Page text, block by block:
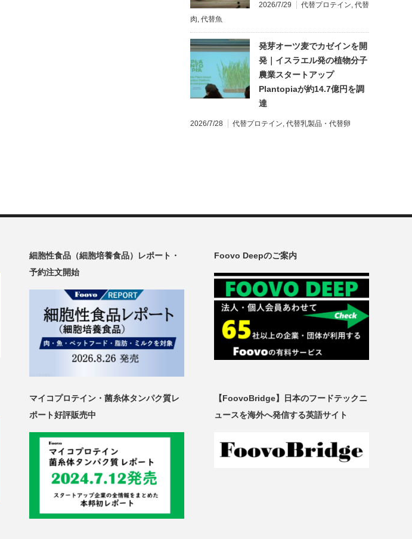
2026/7/29 代替プロテイン, 代替
肉, 代替魚
発芽オーツ麦でカゼインを開
発｜イスラエル発の植物分子
農業スタートアップ
Plantopiaが約14.7億円を調
達
2026/7/28 代替プロテイン, 代替乳製品・代替卵
細胞性食品（細胞培養食品）レポート・
予約注文開始
Foovo Deepのご案内
マイコプロテイン・菌糸体タンパク質レ
ポート好評販売中
【FoovoBridge】日本のフードテックニ
ュースを海外へ発信する英語サイト